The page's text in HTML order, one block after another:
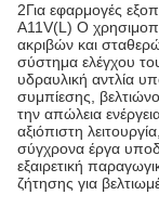
2Για εφαρμογές
A11V(L) O
ακριβών και
σύστημα ελέγχου
υδραυλική αντλία
συμπίεσης,
την απώλεια
αξιόπιστη
σύγχρονα έργα
εξαιρετική
ζήτησης για